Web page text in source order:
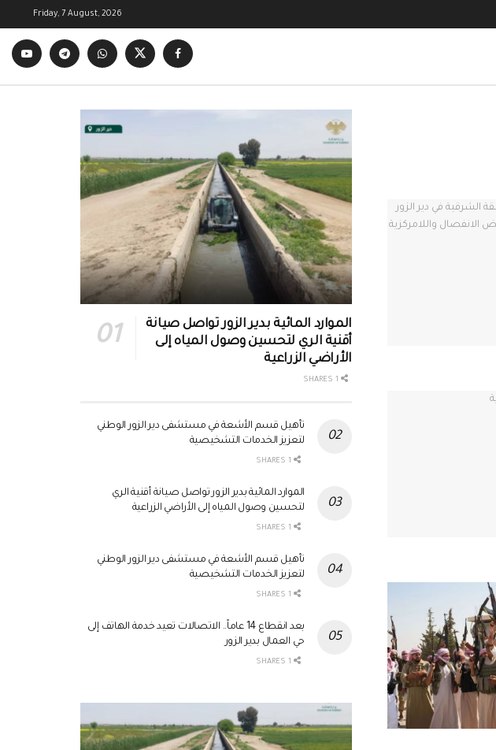
Friday, 7 August, 2026
الموارد المائية بدير الزور تواصل صيانة
أقنية الري لتحسين وصول المياه إلى
الأراضي الزراعية
تأهيل قسم الأشعة في مستشفى دير الزور الوطني
لتعزيز الخدمات التشخيصية
الموارد المائية بدير الزور تواصل صيانة أقنية الري
لتحسين وصول المياه إلى الأراضي الزراعية
تأهيل قسم الأشعة في مستشفى دير الزور الوطني
لتعزيز الخدمات التشخيصية
بعد انقطاع 14 عاماً.. الاتصالات تعيد خدمة الهاتف إلى
حي العمال بدير الزور